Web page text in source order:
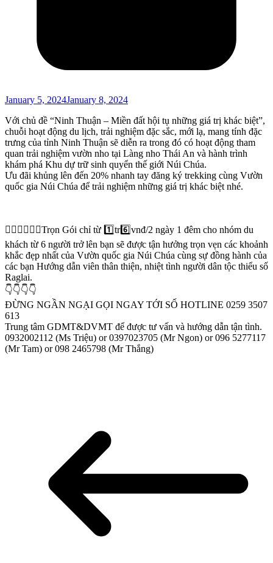
January 5, 2024January 8, 2024
Với chủ đề “Ninh Thuận – Miền đất hội tụ những giá trị khác biệt”,
chuỗi hoạt động du lịch, trải nghiệm đặc sắc, mới lạ, mang tính đặc
trưng của tỉnh Ninh Thuận sẽ diễn ra trong đó có hoạt động tham
quan trải nghiệm vườn nho tại Làng nho Thái An và hành trình
khám phá Khu dự trữ sinh quyển thế giới Núi Chúa.
Ưu đãi khủng lên đến 20% nhanh tay đăng ký trekking cùng Vườn
quốc gia Núi Chúa để trải nghiệm những giá trị khác biệt nhé.
👉🏻👉🏻👉🏻Trọn Gói chỉ từ 1️⃣tr6️⃣vnđ/2 ngày 1 đêm cho nhóm du
khách từ 6 người trở lên bạn sẽ được tận hưởng trọn vẹn các khoảnh
khắc đẹp nhất của Vườn quốc gia Núi Chúa cùng sự đồng hành của
các bạn Hướng dẫn viên thân thiện, nhiệt tình người dân tộc thiểu số
Raglai.
👇👇👇👇
ĐỪNG NGẦN NGẠI GỌI NGAY TỚI SỐ HOTLINE 0259 3507
613
Trung tâm GDMT&DVMT để được tư vấn và hướng dẫn tận tình.
0932002112 (Ms Triệu) or 0397023705 (Mr Ngon) or 096 5277117
(Mr Tam) or 098 2465798 (Mr Thắng)